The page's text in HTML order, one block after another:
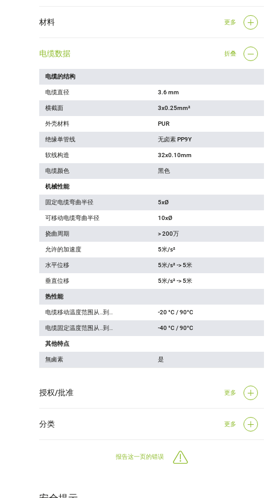
材料 更多
电缆数据 折叠
电缆的结构
电缆直径 3.6 mm
横截面 3x0.25mm²
外壳材料 PUR
绝缘单管线 无卤素 PP9Y
软线构造 32x0.10mm
电缆颜色 黑色
机械性能
固定电缆弯曲半径 5xØ
可移动电缆弯曲半径 10xØ
挠曲周期 > 200万
允许的加速度 5米/s²
水平位移 5米/s² -> 5米
垂直位移 5米/s² -> 5米
热性能
电缆移动温度范围从…到… -20 °C / 90°C
电缆固定温度范围从…到… -40 °C / 90°C
其他特点
無鹵素 是
授权/批准 更多
分类 更多
报告这一页的错误